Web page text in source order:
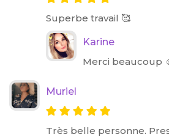
Superbe travail 🥰
Karine
Merci beaucoup
Muriel
Très belle personne.